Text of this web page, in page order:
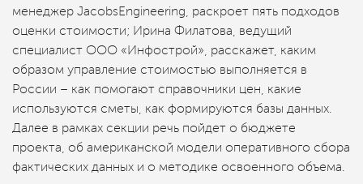
менеджер JacobsEngineering, раскроет пять подходов
оценки стоимости; Ирина Филатова, ведущий
специалист ООО «Инфострой», расскажет, каким
образом управление стоимостью выполняется в
России – как помогают справочники цен, какие
используются сметы, как формируются базы данных.
Далее в рамках секции речь пойдет о бюджете
проекта, об американской модели оперативного сбора
фактических данных и о методике освоенного объема.